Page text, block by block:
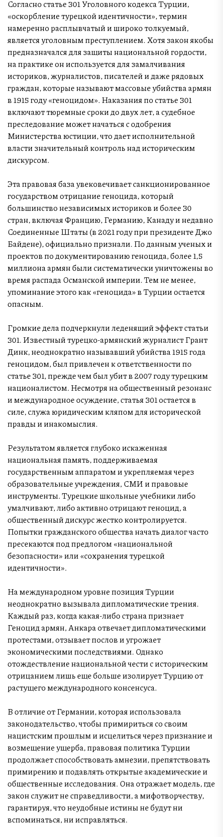
Согласно статье 301 Уголовного кодекса Турции,
«оскорбление турецкой идентичности», термин
намеренно расплывчатый и широко толкуемый,
является уголовным преступлением. Хотя закон якобы
предназначался для защиты национальной гордости,
на практике он используется для замалчивания
историков, журналистов, писателей и даже рядовых
граждан, которые называют массовые убийства армян
в 1915 году «геноцидом». Наказания по статье 301
включают тюремные сроки до двух лет, а судебное
преследование может начаться с одобрения
Министерства юстиции, что дает исполнительной
власти значительный контроль над историческим
дискурсом.
Эта правовая база увековечивает санкционированное
государством отрицание геноцида, который
большинство независимых историков и более 30
стран, включая Францию, Германию, Канаду и недавно
Соединенные Штаты (в 2021 году при президенте Джо
Байдене), официально признали. По данным ученых и
проектов по документированию геноцида, более 1,5
миллиона армян были систематически уничтожены во
время распада Османской империи. Тем не менее,
упоминание этого как «геноцида» в Турции остается
опасным.
Громкие дела подчеркнули леденящий эффект статьи
301. Известный турецко-армянский журналист Грант
Динк, неоднократно называвший убийства 1915 года
геноцидом, был привлечен к ответственности по
статье 301, прежде чем был убит в 2007 году турецким
националистом. Несмотря на общественный резонанс
и международное осуждение, статья 301 остается в
силе, служа юридическим кляпом для исторической
правды и инакомыслия.
Результатом является глубоко искаженная
национальная память, поддерживаемая
государственным аппаратом и укрепляемая через
образовательные учреждения, СМИ и правовые
инструменты. Турецкие школьные учебники либо
умалчивают, либо активно отрицают геноцид, а
общественный дискурс жестко контролируется.
Попытки гражданского общества начать диалог часто
пресекаются под предлогом «национальной
безопасности» или «сохранения турецкой
идентичности».
На международном уровне позиция Турции
неоднократно вызывала дипломатические трения.
Каждый раз, когда какая-либо страна признает
Геноцид армян, Анкара отвечает дипломатическими
протестами, отзывает послов и угрожает
экономическими последствиями. Однако
отождествление национальной чести с историческим
отрицанием лишь еще больше изолирует Турцию от
растущего международного консенсуса.
В отличие от Германии, которая использовала
законодательство, чтобы примириться со своим
нацистским прошлым и исцелиться через признание и
возмещение ущерба, правовая политика Турции
продолжает способствовать амнезии, препятствовать
примирению и подавлять открытые академические и
общественные исследования. Она отражает модель, где
закон служит не справедливости, а мифотворчеству,
гарантируя, что неудобные истины не будут ни
вспоминаться, ни исправляться.